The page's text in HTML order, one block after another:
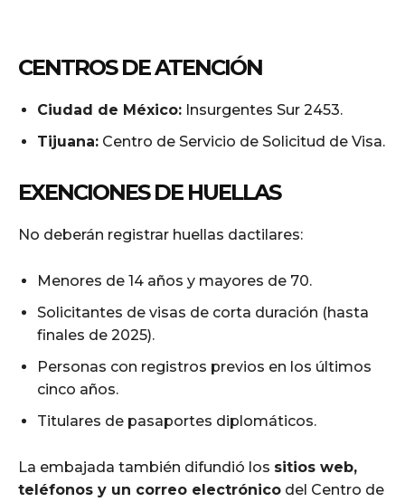
CENTROS DE ATENCIÓN
Ciudad de México: Insurgentes Sur 2453.
Tijuana: Centro de Servicio de Solicitud de Visa.
EXENCIONES DE HUELLAS
No deberán registrar huellas dactilares:
Menores de 14 años y mayores de 70.
Solicitantes de visas de corta duración (hasta
finales de 2025).
Personas con registros previos en los últimos
cinco años.
Titulares de pasaportes diplomáticos.
La embajada también difundió los sitios web,
teléfonos y un correo electrónico del Centro de